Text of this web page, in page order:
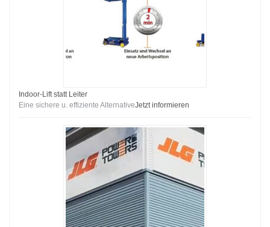
Indoor-Lift statt Leiter
Eine sichere u. effiziente AlternativeJetzt informieren